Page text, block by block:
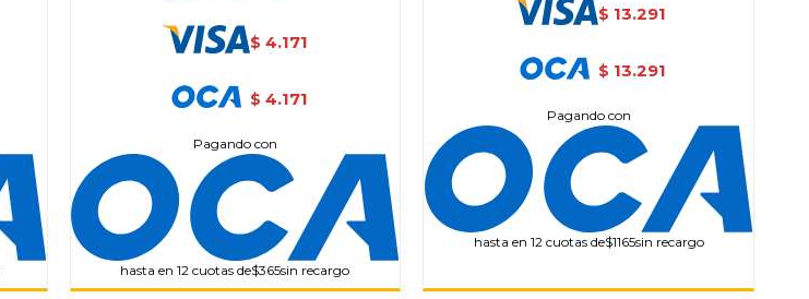
$ 4.171
$ 4.171
Pagando con
hasta en 12 cuotas de$365sin recargo
$ 13.291
$ 13.291
Pagando con
hasta en 12 cuotas de$1165sin recargo